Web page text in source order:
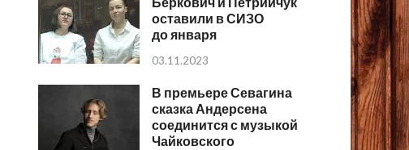
оставили в СИЗО
до января
03.11.2023
В премьере Севагина
сказка Андерсена
соединится с музыкой
Чайковского